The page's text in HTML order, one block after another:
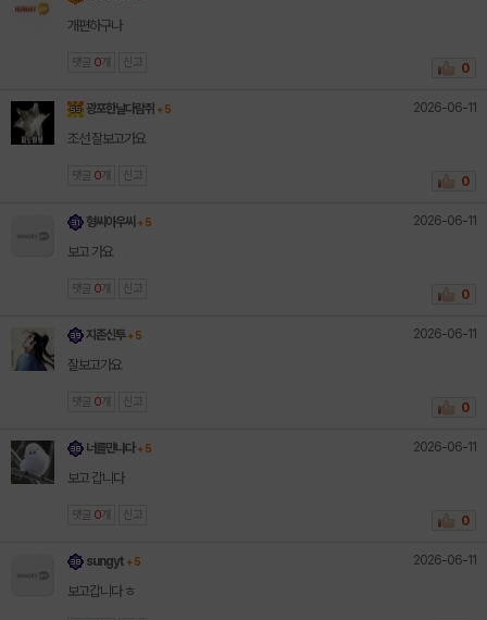
개편하구나
댓글 0 개 신고 0
광포한날다람쥐 + 5 2026-06-11
조선 잘보고가요
댓글 0 개 신고 0
형씨아우씨 + 5 2026-06-11
보고 가요
댓글 0 개 신고 0
지존신투 + 5 2026-06-11
잘보고가요
댓글 0 개 신고 0
너를만나다 + 5 2026-06-11
보고 갑니다
댓글 0 개 신고 0
sungyt + 5 2026-06-11
보고갑니다 ㅎ